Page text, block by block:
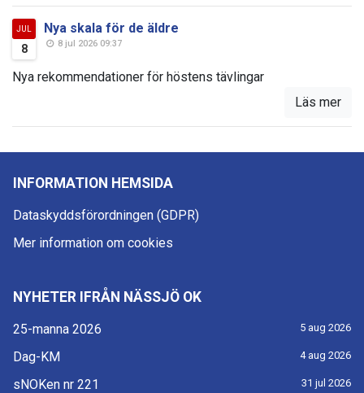
JUL
8
Nya skala för de äldre
8 jul 2026 09:37
Nya rekommendationer för höstens tävlingar
Läs mer
INFORMATION HEMSIDA
Dataskyddsförordningen (GDPR)
Mer information om cookies
NYHETER IFRÅN NÄSSJÖ OK
25-manna 2026 5 aug 2026
Dag-KM 4 aug 2026
sNOKen nr 221 31 jul 2026